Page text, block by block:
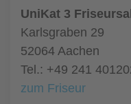
UniKat 3
Karlsgraben 29
52064 Aachen
Tel.: +49 241
zum Friseur